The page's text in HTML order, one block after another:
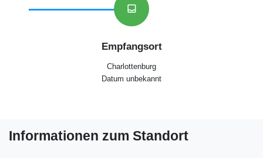
inbox
Empfangsort
Charlottenburg
Datum unbekannt
Informationen zum Standort